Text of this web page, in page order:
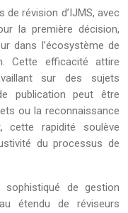
révision d’IJMS, avec
la première décision,
dans l’écosystème de
Cette efficacité attire
sur des sujets
publication peut être
ou la reconnaissance
cette rapidité soulève
du processus de
de gestion
étendu de réviseurs